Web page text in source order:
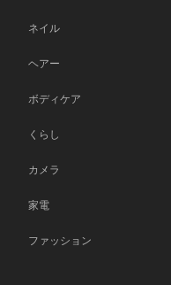
ネイル
ヘアー
ボディケア
くらし
カメラ
家電
ファッション